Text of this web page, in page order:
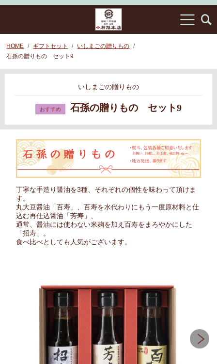
HOME ギフトセット
いしまごの贈りもの
石孫の贈りもの セット9
いしまごの贈りもの
石孫の贈りもの セット9
丁寧な手造り醤油を3種、それぞれの個性を味わって頂けま
す。
丸大豆醤油「百寿」、百寿を水代わりにもう一度原材料と仕
込む再仕込醤油「芳寿」、
通常、醤油には使わない米麹を加え百寿をまろやかにした
「招寿」。
食べ比べとしても人気がございます。